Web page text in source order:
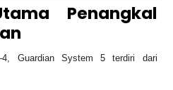
Penangkal
Guardian System 5 terdiri dari